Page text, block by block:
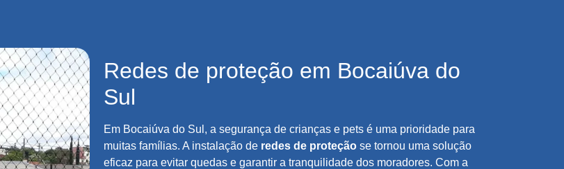
Redes de proteção em Bocaiúva do
Sul
Em Bocaiúva do Sul, a segurança de crianças e pets é uma prioridade para
muitas famílias. A instalação de redes de proteção se tornou uma solução
eficaz para evitar quedas e garantir a tranquilidade dos moradores. Com a